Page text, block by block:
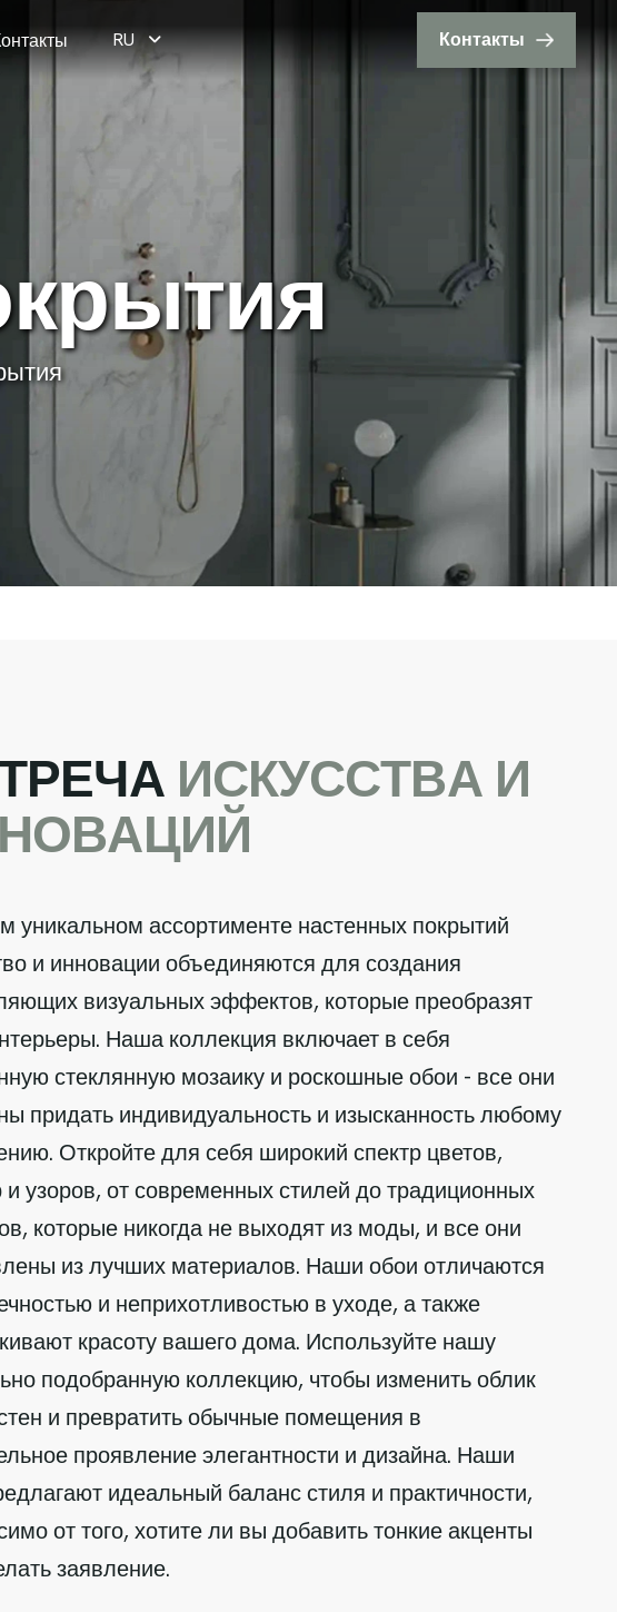
RU Контакты
крытия
РЕЧА ИСКУССТВА И
НОВАЦИЙ
уникальном ассортименте настенных покрытий
и инновации объединяются для создания
визуальных эффектов, которые преобразят
Наша коллекция включает в себя
стеклянную мозаику и роскошные обои - все они
придать индивидуальность и изысканность любому
Откройте для себя широкий спектр цветов,
и узоров, от современных стилей до традиционных
которые никогда не выходят из моды, и все они
из лучших материалов. Наши обои отличаются
и неприхотливостью в уходе, а также
красоту вашего дома. Используйте нашу
подобранную коллекцию, чтобы изменить облик
и превратить обычные помещения в
проявление элегантности и дизайна. Наши
идеальный баланс стиля и практичности,
от того, хотите ли вы добавить тонкие акценты
заявление.